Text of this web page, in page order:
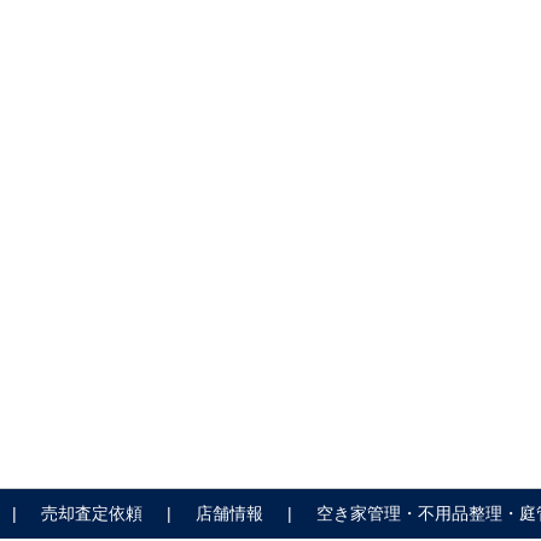
売却査定依頼 店舗情報 空き家管理・不用品整理・庭